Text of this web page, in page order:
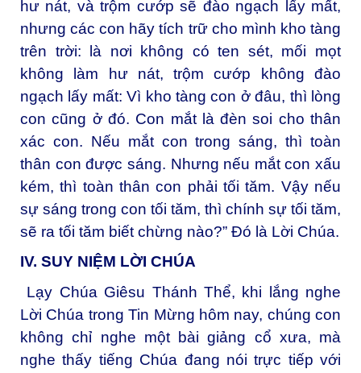
hư nát, và trộm cướp sẽ đào ngạch lấy mất,
nhưng các con hãy tích trữ cho mình kho tàng
trên trời: là nơi không có ten sét, mối mọt
không làm hư nát, trộm cướp không đào
ngạch lấy mất: Vì kho tàng con ở đâu, thì lòng
con cũng ở đó. Con mắt là đèn soi cho thân
xác con. Nếu mắt con trong sáng, thì toàn
thân con được sáng. Nhưng nếu mắt con xấu
kém, thì toàn thân con phải tối tăm. Vậy nếu
sự sáng trong con tối tăm, thì chính sự tối tăm,
sẽ ra tối tăm biết chừng nào?” Đó là Lời Chúa.
IV. SUY NIỆM LỜI CHÚA
Lạy Chúa Giêsu Thánh Thể, khi lắng nghe
Lời Chúa trong Tin Mừng hôm nay, chúng con
không chỉ nghe một bài giảng cổ xưa, mà
nghe thấy tiếng Chúa đang nói trực tiếp với